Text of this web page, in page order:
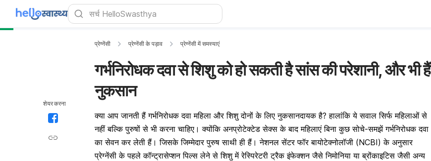
शेयर करना
प्रेग्नेंसी प्रेग्नेंसी के पड़ाव प्रेग्नेंसी में समस्याएं
गर्भनिरोधक दवा से शिशु को हो सकती है सांस की परेशानी, और भी हैं
नुकसान
क्या आप जानती हैंगर्भनिरोधक दवा महिला और शिशु दोनों के लिए नुकसानदायक है? हालांकि ये सवाल सिर्फ महिलाओं से
नहीं बल्कि पुरुषों से भी करना चाहिए। क्योंकि अनप्रोटेक्टेड सेक्स के बाद महिलाएं बिना कुछ सोचे-समझें गर्भनिरोधक दवा
का सेवन कर लेती हैं। जिसके जिम्मेदार पुरुष साथी ही हैं। नेशनल सेंटर फॉर बायोटेक्नोलॉजी (NCBI) के अनुसार
प्रेग्नेंसी के पहलेकॉन्ट्रासेप्शन पिल्स लेने से शिशु में रेस्पिरेटरी ट्रैक इंफेक्शन जैसे निमोनिया या ब्रोंकाइटिस जैसी अन्य